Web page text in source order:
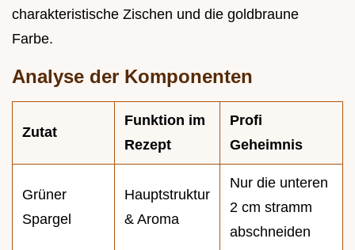
charakteristische Zischen und die goldbraune
Farbe.
Analyse der Komponenten
Zutat
Funktion im
Rezept
Profi
Geheimnis
Grüner
Spargel
Hauptstruktur
& Aroma
Nur die unteren
2 cm stramm
abschneiden